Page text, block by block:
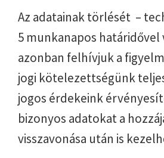
Az adatainak törlését –
5 munkanapos
azonban felhívjuk a
jogi kötelezettségünk
jogos érdekeink
bizonyos adatokat a
visszavonása után is